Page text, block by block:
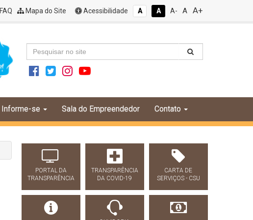
FAQ Mapa do Site Acessibilidade A A A- A A+
Informe-se Sala do Empreendedor Contato
PORTAL DA
TRANSPARÊNCIA
TRANSPARÊNCIA
DA COVID-19
CARTA DE
SERVIÇOS - CSU